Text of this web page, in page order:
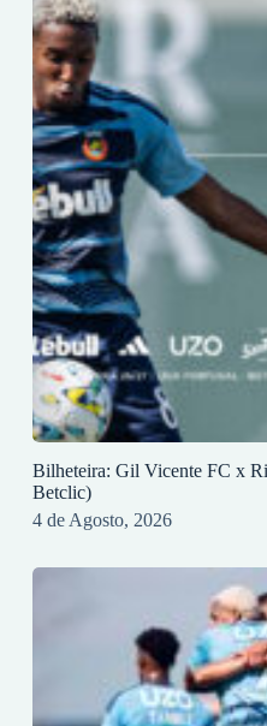
Bilheteira: Gil Vicente FC x
Betclic)
4 de Agosto, 2026